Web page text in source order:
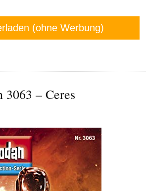
(ohne Werbung)
3063 – Ceres